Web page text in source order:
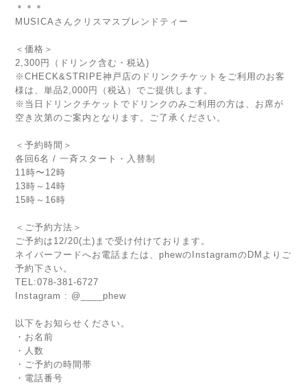
＊＊＊
MUSICAさんクリスマスブレンドティー
＜価格＞
2,300円（ドリンク含む・税込)
※CHECK&STRIPE神戸店のドリンクチケットをご利用のお客
様は、単品2,000円（税込）でご提供します。
※当日ドリンクチケットでドリンクのみご利用の方は、お席が
空き次第のご案内となります。ご了承ください。
＜予約時間＞
各回6名 / 一斉スタート・入替制
11時〜12時
13時～14時
15時～16時
＜ご予約方法＞
ご予約は12/20(土)まで受け付けております。
ネイバーフードへお電話または、phewのInstagramのDMよりご
予約下さい。
TEL:078-381-6727
Instagram : @____phew
以下をお知らせください。
・お名前
・人数
・ご予約の時間帯
・電話番号